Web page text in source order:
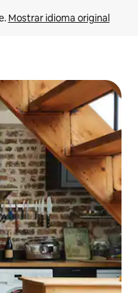
Mostrar idioma original
ou tocando e deslizando o